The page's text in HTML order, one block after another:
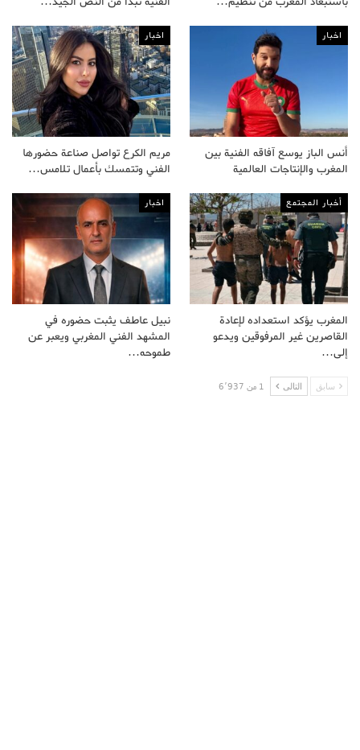
اخبار
أنس الباز يوسع آفاقه الفنية بين
المغرب والإنتاجات العالمية
اخبار
مريم الكرع تواصل صناعة حضورها
الفني وتتمسك بأعمال تلامس…
أخبار المجتمع
المغرب يؤكد استعداده لإعادة
القاصرين غير المرفوقين ويدعو
إلى…
اخبار
نبيل عاطف يثبت حضوره في
المشهد الفني المغربي ويعبر عن
طموحه…
سابق التالى 1 من 6٬937